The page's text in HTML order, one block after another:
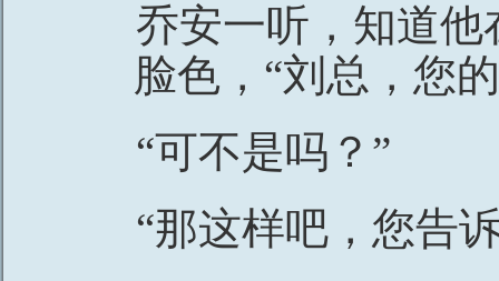
乔安一听，知道
脸色，“刘总，您
“可不是吗？”
“那这样吧，您告